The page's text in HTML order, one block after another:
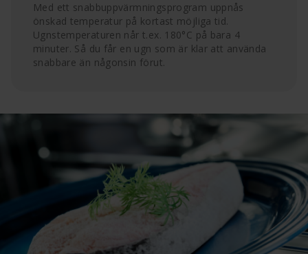
Med ett snabbuppvärmningsprogram uppnås
önskad temperatur på kortast möjliga tid.
Ugnstemperaturen når t.ex. 180°C på bara 4
minuter. Så du får en ugn som är klar att använda
snabbare än någonsin förut.